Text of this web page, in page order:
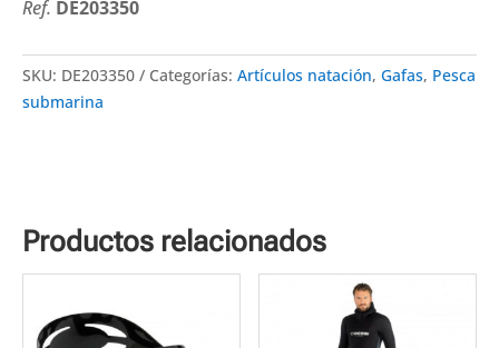
Ref. DE203350
SKU: DE203350 Categorías: Artículos natación, Gafas, Pesca
submarina
Productos relacionados